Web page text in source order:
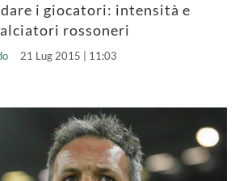
i giocatori: intensità e
rossoneri
21 Lug 2015 | 11:03